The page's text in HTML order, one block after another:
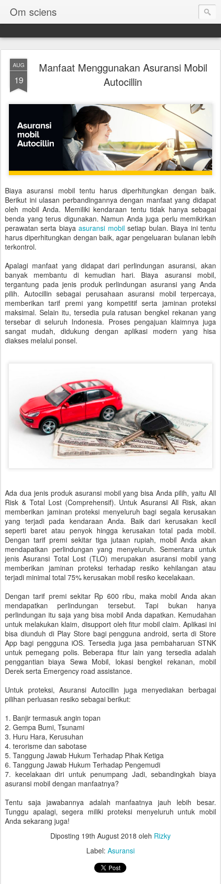
Om sciens
AUG
19
Manfaat Menggunakan Asuransi Mobil
Autocillin
Biaya asuransi mobil tentu harus diperhitungkan dengan baik.
Berikut ini ulasan perbandingannya dengan manfaat yang didapat
oleh mobil Anda. Memiliki kendaraan tentu tidak hanya sebagai
benda yang terus digunakan. Namun Anda juga perlu memikirkan
perawatan serta biayaasuransi mobilsetiap bulan. Biaya ini tentu
harus diperhitungkan dengan baik, agar pengeluaran bulanan lebih
terkontrol.
Apalagi manfaat yang didapat dari perlindungan asuransi, akan
banyak membantu di kemudian hari. Biaya asuransi mobil,
tergantung pada jenis produk perlindungan asuransi yang Anda
pilih. Autocillin sebagai perusahaan asuransi mobil terpercaya,
memberikan tarif premi yang kompetitif serta jaminan proteksi
maksimal. Selain itu, tersedia pula ratusan bengkel rekanan yang
tersebar di seluruh Indonesia. Proses pengajuan klaimnya juga
sangat mudah, didukung dengan aplikasi modern yang hisa
diakses melalui ponsel.
Ada dua jenis produk asuransi mobil yang bisa Anda pilih, yaitu All
Risk & Total Lost (Comprehensif). Untuk Asuransi All Risk, akan
memberikan jaminan proteksi menyeluruh bagi segala kerusakan
yang terjadi pada kendaraan Anda. Baik dari kerusakan kecil
seperti baret atau penyok hingga kerusakan total pada mobil.
Dengan tarif premi sekitar tiga jutaan rupiah, mobil Anda akan
mendapatkan perlindungan yang menyeluruh. Sementara untuk
jenis Asuransi Total Lost (TLO) merupakan asuransi mobil yang
memberikan jaminan proteksi terhadap resiko kehilangan atau
terjadi minimal total 75% kerusakan mobil resiko kecelakaan.
Dengan tarif premi sekitar Rp 600 ribu, maka mobil Anda akan
mendapatkan perlindungan tersebut. Tapi bukan hanya
perlindungan itu saja yang bisa mobil Anda dapatkan. Kemudahan
untuk melakukan klaim, disupport oleh fitur mobil claim. Aplikasi ini
bisa diunduh di Play Store bagi pengguna android, serta di Store
App bagi pengguna iOS. Tersedia juga jasa pembaharuan STNK
untuk pemegang polis. Beberapa fitur lain yang tersedia adalah
penggantian biaya Sewa Mobil, lokasi bengkel rekanan, mobil
Derek serta Emergency road assistance.
Untuk proteksi, Asuransi Autocillin juga menyediakan berbagai
pilihan perluasan resiko sebagai berikut:
1. Banjir termasuk angin topan
2. Gempa Bumi, Tsunami
3. Huru Hara, Kerusuhan
4. terorisme dan sabotase
5. Tanggung Jawab Hukum Terhadap Pihak Ketiga
6. Tanggung Jawab Hukum Terhadap Pengemudi
7. kecelakaan diri untuk penumpang Jadi, sebandingkah biaya
asuransi mobil dengan manfaatnya?
Tentu saja jawabannya adalah manfaatnya jauh lebih besar.
Tunggu apalagi, segera miliki proteksi menyeluruh untuk mobil
Anda sekarang juga!
Diposting 19th August 2018 oleh Rizky
Label: Asuransi